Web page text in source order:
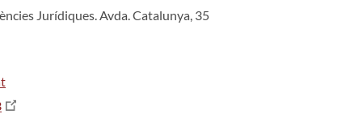
Jurídiques. Avda. Catalunya, 35